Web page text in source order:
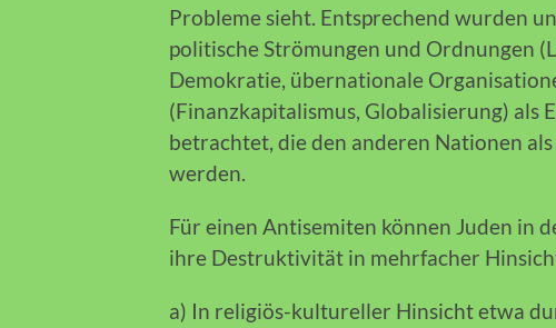
Probleme sieht. Entsprechend wurden
politische Strömungen und Ordnungen
Demokratie, übernationale
(Finanzkapitalismus, Globalisierung) als
betrachtet, die den anderen Nationen
werden.
Für einen Antisemiten können Juden in
ihre Destruktivität in mehrfacher
a) In religiös-kultureller Hinsicht etwa